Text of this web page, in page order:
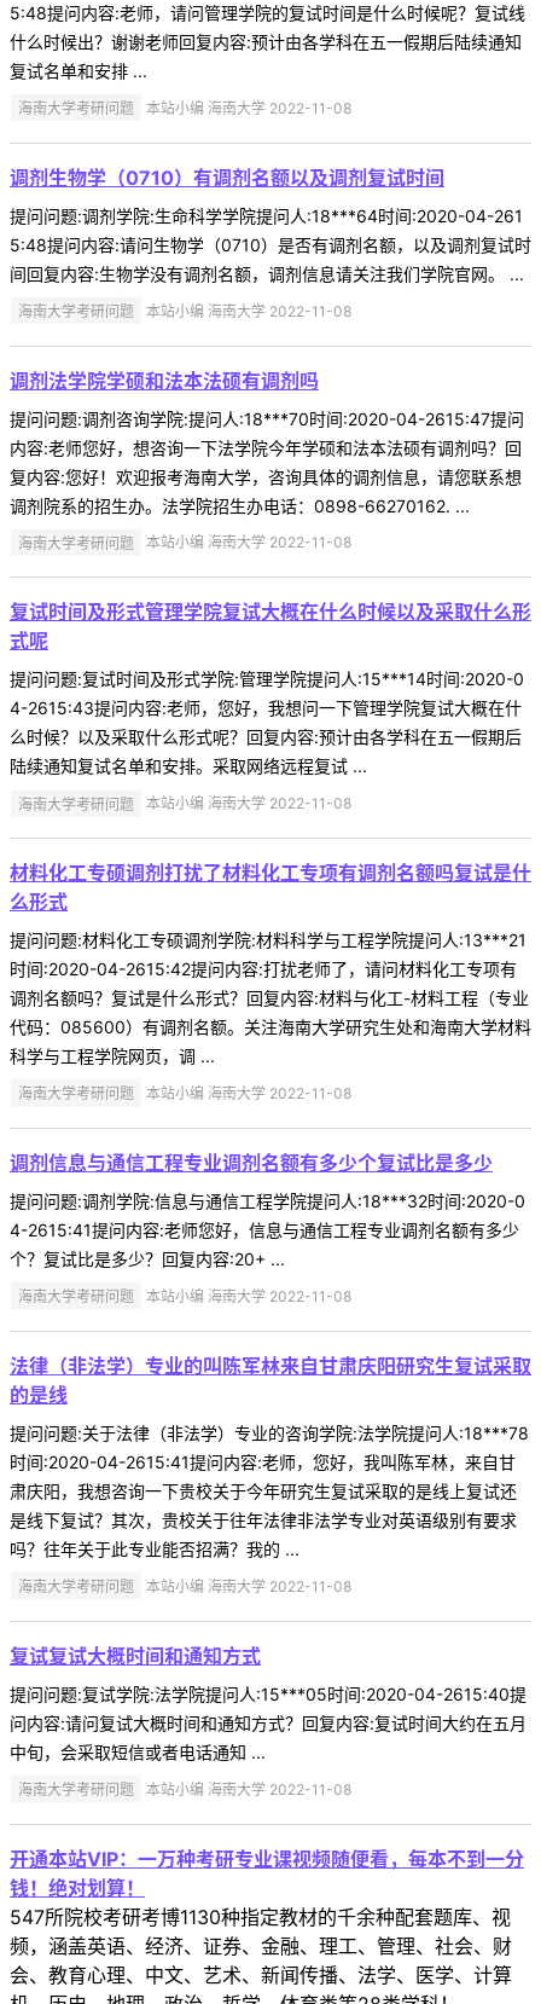
5:48提问内容:老师，请问管理学院的复试时间是什么时候呢？复试线
什么时候出？谢谢老师回复内容:预计由各学科在五一假期后陆续通知
复试名单和安排 ...
海南大学考研问题 本站小编 海南大学 2022-11-08
调剂生物学（0710）有调剂名额以及调剂复试时间
提问问题:调剂学院:生命科学学院提问人:18***64时间:2020-04-261
5:48提问内容:请问生物学（0710）是否有调剂名额，以及调剂复试时
间回复内容:生物学没有调剂名额，调剂信息请关注我们学院官网。 ...
海南大学考研问题 本站小编 海南大学 2022-11-08
调剂法学院学硕和法本法硕有调剂吗
提问问题:调剂咨询学院:提问人:18***70时间:2020-04-2615:47提问
内容:老师您好，想咨询一下法学院今年学硕和法本法硕有调剂吗？回
复内容:您好！欢迎报考海南大学，咨询具体的调剂信息，请您联系想
调剂院系的招生办。法学院招生办电话：0898-66270162. ...
海南大学考研问题 本站小编 海南大学 2022-11-08
复试时间及形式管理学院复试大概在什么时候以及采取什么形
式呢
提问问题:复试时间及形式学院:管理学院提问人:15***14时间:2020-0
4-2615:43提问内容:老师，您好，我想问一下管理学院复试大概在什
么时候？以及采取什么形式呢？回复内容:预计由各学科在五一假期后
陆续通知复试名单和安排。采取网络远程复试 ...
海南大学考研问题 本站小编 海南大学 2022-11-08
材料化工专硕调剂打扰了材料化工专项有调剂名额吗复试是什
么形式
提问问题:材料化工专硕调剂学院:材料科学与工程学院提问人:13***21
时间:2020-04-2615:42提问内容:打扰老师了，请问材料化工专项有
调剂名额吗？复试是什么形式？回复内容:材料与化工-材料工程（专业
代码：085600）有调剂名额。关注海南大学研究生处和海南大学材料
科学与工程学院网页，调 ...
海南大学考研问题 本站小编 海南大学 2022-11-08
调剂信息与通信工程专业调剂名额有多少个复试比是多少
提问问题:调剂学院:信息与通信工程学院提问人:18***32时间:2020-0
4-2615:41提问内容:老师您好，信息与通信工程专业调剂名额有多少
个？复试比是多少？回复内容:20+ ...
海南大学考研问题 本站小编 海南大学 2022-11-08
法律（非法学）专业的叫陈军林来自甘肃庆阳研究生复试采取
的是线
提问问题:关于法律（非法学）专业的咨询学院:法学院提问人:18***78
时间:2020-04-2615:41提问内容:老师，您好，我叫陈军林，来自甘
肃庆阳，我想咨询一下贵校关于今年研究生复试采取的是线上复试还
是线下复试？其次，贵校关于往年法律非法学专业对英语级别有要求
吗？往年关于此专业能否招满？我的 ...
海南大学考研问题 本站小编 海南大学 2022-11-08
复试复试大概时间和通知方式
提问问题:复试学院:法学院提问人:15***05时间:2020-04-2615:40提
问内容:请问复试大概时间和通知方式？回复内容:复试时间大约在五月
中旬，会采取短信或者电话通知 ...
海南大学考研问题 本站小编 海南大学 2022-11-08
开通本站VIP：一万种考研专业课视频随便看，每本不到一分
钱！绝对划算！
547所院校考研考博1130种指定教材的千余种配套题库、视
频，涵盖英语、经济、证券、金融、理工、管理、社会、财
会、教育心理、中文、艺术、新闻传播、法学、医学、计算